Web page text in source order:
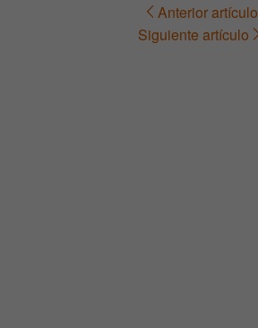
Navegación Anterior artículo
Siguiente artículo